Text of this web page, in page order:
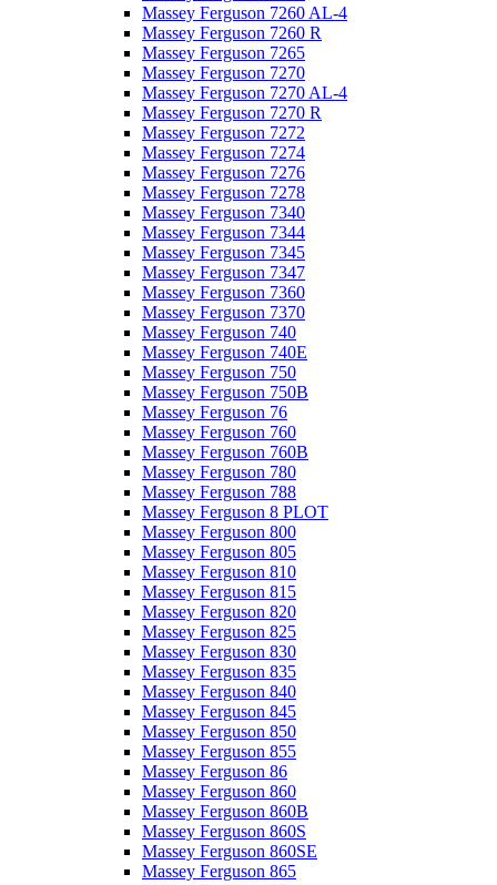
Massey Ferguson 7260 AL-4
Massey Ferguson 7260 R
Massey Ferguson 7265
Massey Ferguson 7270
Massey Ferguson 7270 AL-4
Massey Ferguson 7270 R
Massey Ferguson 7272
Massey Ferguson 7274
Massey Ferguson 7276
Massey Ferguson 7278
Massey Ferguson 7340
Massey Ferguson 7344
Massey Ferguson 7345
Massey Ferguson 7347
Massey Ferguson 7360
Massey Ferguson 7370
Massey Ferguson 740
Massey Ferguson 740E
Massey Ferguson 750
Massey Ferguson 750B
Massey Ferguson 76
Massey Ferguson 760
Massey Ferguson 760B
Massey Ferguson 780
Massey Ferguson 788
Massey Ferguson 8 PLOT
Massey Ferguson 800
Massey Ferguson 805
Massey Ferguson 810
Massey Ferguson 815
Massey Ferguson 820
Massey Ferguson 825
Massey Ferguson 830
Massey Ferguson 835
Massey Ferguson 840
Massey Ferguson 845
Massey Ferguson 850
Massey Ferguson 855
Massey Ferguson 86
Massey Ferguson 860
Massey Ferguson 860B
Massey Ferguson 860S
Massey Ferguson 860SE
Massey Ferguson 865